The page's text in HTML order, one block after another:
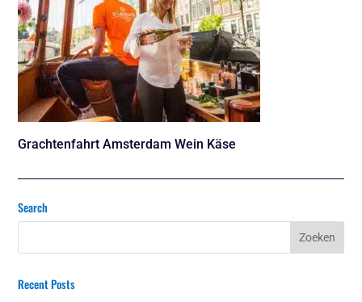
Grachtenfahrt Amsterdam Wein Käse
Search
Recent Posts